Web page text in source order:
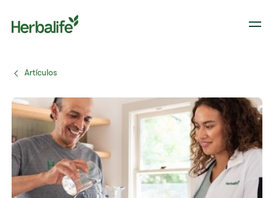
Artículos